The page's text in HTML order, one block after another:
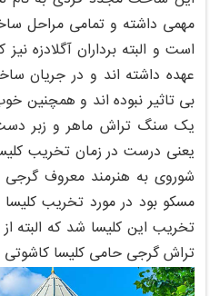
مهمی داشته و تمامی مراحل
است و البته برداران آگلادزه
عهده داشته اند و در جریان
بی تاثیر نبوده اند و همچنین
یعنی درست در زمان تخریب
شوروی به هنرمند معروف گرجی
مسکو بود در مورد تخریب
تخریب این کلیسا شد که البته
تراش گرجی حامی کلیسا کاشوتی